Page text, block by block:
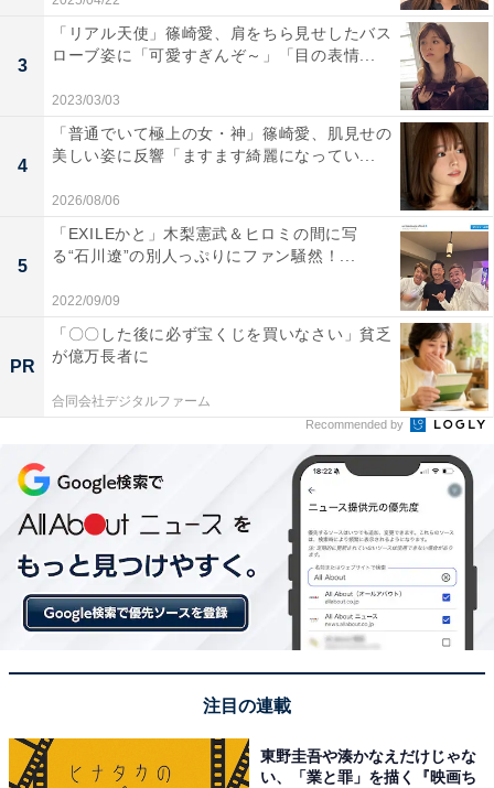
3
「リアル天使」篠崎愛、肩をちら見せしたバス
ローブ姿に「可愛すぎんぞ～」「目の表情...
2023/03/03
4
「普通でいて極上の女・神」篠崎愛、肌見せの
美しい姿に反響「ますます綺麗になってい...
2026/08/06
5
「EXILEかと」木梨憲武＆ヒロミの間に写
る“石川遼”の別人っぷりにファン騒然！...
2022/09/09
PR
「〇〇した後に必ず宝くじを買いなさい」貧乏
が億万長者に
合同会社デジタルファーム
Recommended by
注目の連載
東野圭吾や湊かなえだけじゃな
い、「業と罪」を描く『映画ち